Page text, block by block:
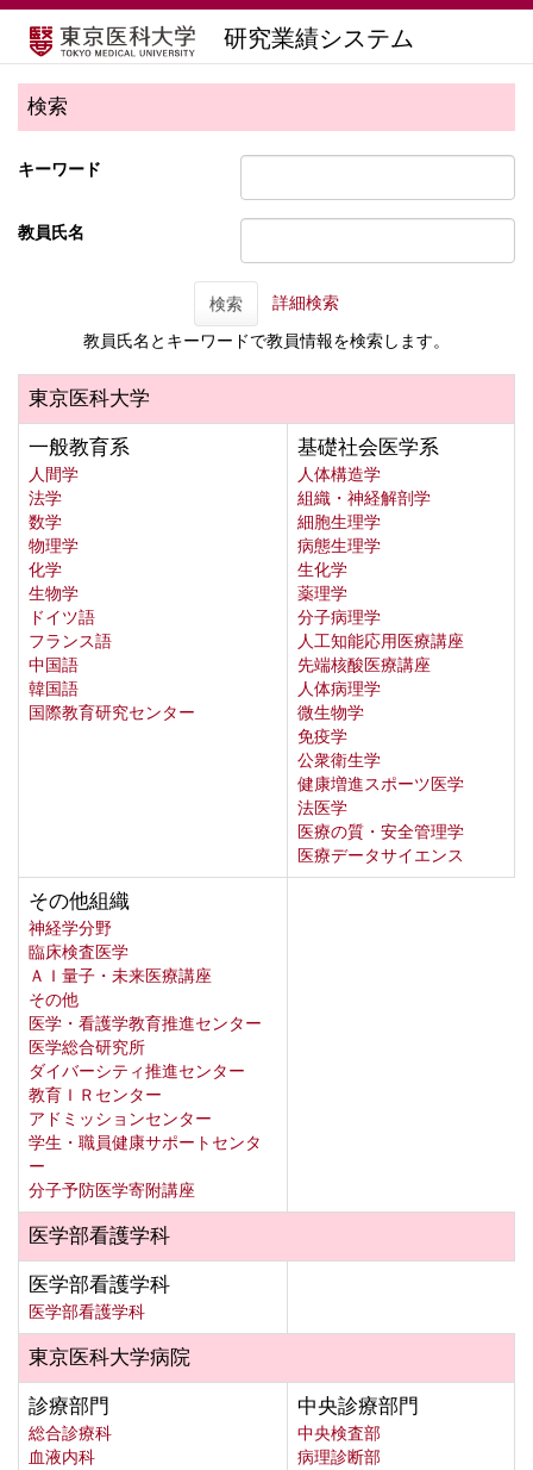
研究業績システム
検索
キーワード
教員氏名
検索 詳細検索
教員氏名とキーワードで教員情報を検索します。
東京医科大学
一般教育系
人間学
法学
数学
物理学
化学
生物学
ドイツ語
フランス語
中国語
韓国語
国際教育研究センター
基礎社会医学系
人体構造学
組織・神経解剖学
細胞生理学
病態生理学
生化学
薬理学
分子病理学
人工知能応用医療講座
先端核酸医療講座
人体病理学
微生物学
免疫学
公衆衛生学
健康増進スポーツ医学
法医学
医療の質・安全管理学
医療データサイエンス
その他組織
神経学分野
臨床検査医学
ＡＩ量子・未来医療講座
その他
医学・看護学教育推進センター
医学総合研究所
ダイバーシティ推進センター
教育ＩＲセンター
アドミッションセンター
学生・職員健康サポートセンタ
ー
分子予防医学寄附講座
医学部看護学科
医学部看護学科
医学部看護学科
東京医科大学病院
診療部門
総合診療科
血液内科
中央診療部門
中央検査部
病理診断部